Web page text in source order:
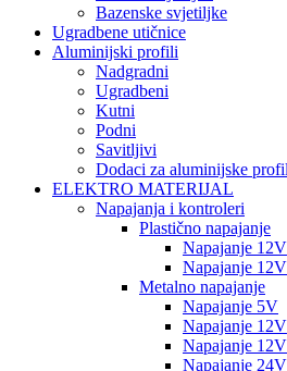
Bazenske svjetiljke
Ugradbene utičnice
Aluminijski profili
Nadgradni
Ugradbeni
Kutni
Podni
Savitljivi
Dodaci za aluminijske
ELEKTRO MATERIJAL
Napajanja i kontroleri
Plastično napajanje
Napajanje 12V
Napajanje
Metalno napajanje
Napajanje 5V
Napajanje 12V
Napajanje
Napajanje 24V